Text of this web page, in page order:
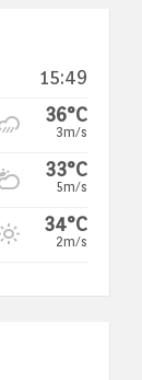
15:49
36°C
3m/s
33°C
5m/s
34°C
2m/s